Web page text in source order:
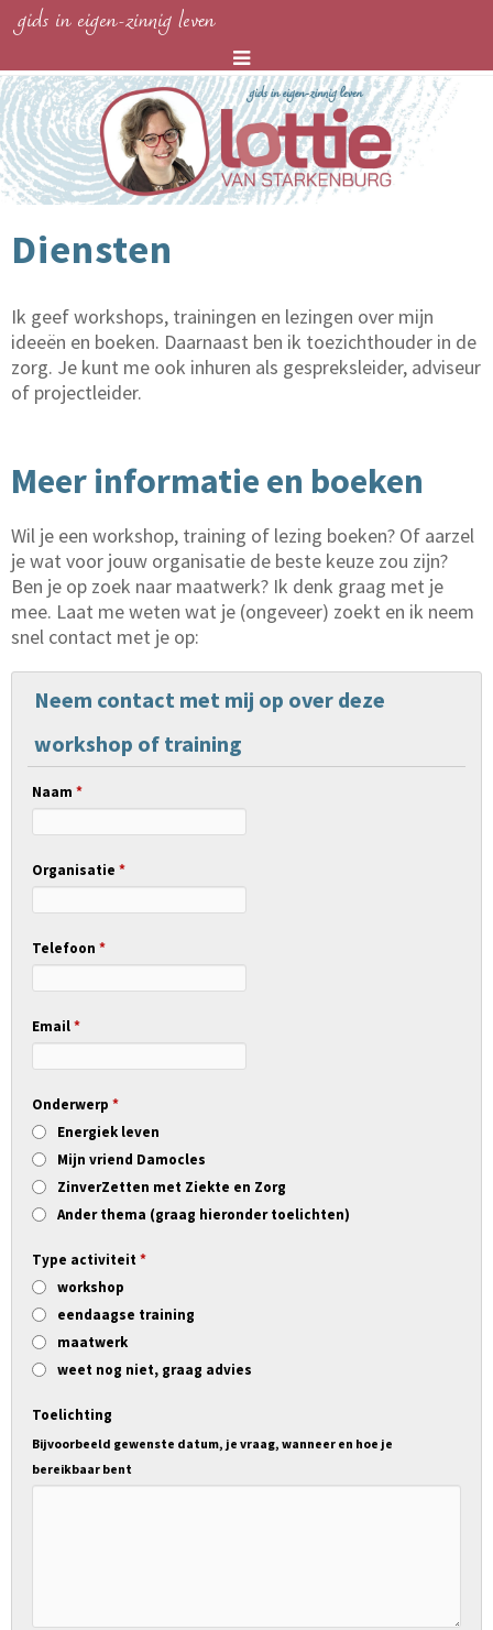
gids in eigen-zinnig leven
Diensten
Ik geef workshops, trainingen en lezingen over mijn
ideeën en boeken. Daarnaast ben ik toezichthouder in de
zorg. Je kunt me ook inhuren als gespreksleider, adviseur
of projectleider.
Meer informatie en boeken
Wil je een workshop, training of lezing boeken? Of aarzel
je wat voor jouw organisatie de beste keuze zou zijn?
Ben je op zoek naar maatwerk? Ik denk graag met je
mee. Laat me weten wat je (ongeveer) zoekt en ik neem
snel contact met je op:
Neem contact met mij op over deze
workshop of training
Naam *
Organisatie *
Telefoon *
Email*
Onderwerp *
Energiek leven
Mijn vriend Damocles
ZinverZetten met Ziekte en Zorg
Ander thema (graag hieronder toelichten)
Type activiteit*
workshop
eendaagse training
maatwerk
weet nog niet, graag advies
Toelichting
Bijvoorbeeld gewenste datum, je vraag, wanneer en hoe je
bereikbaar bent